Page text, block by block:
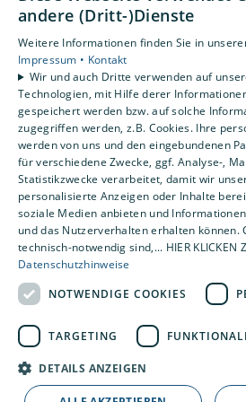
Datenschutzerklärung
Unsere Bereiche
Privatkunden
Gewerbekunden
Karriere
Unternehmen
Kontakt
andere (Dritt-)Dienste
Weitere Informationen finden Sie in
Impressum • Kontakt
Wir und auch Dritte verwenden auf
Technologien, mit Hilfe derer
gespeichert werden bzw. auf solche
zugegriffen werden, z.B. Cookies. Ihre
werden von uns und den eingebundenen
für verschiedene Zwecke, ggf. Analyse-,
Statistikzwecke verarbeitet, damit wir
personalisierte Anzeigen oder Inhalte
soziale Medien anbieten und
und das Nutzerverhalten erhalten können.
technisch-notwendig sind,... HIER KLICKEN
Datenschutzhinweise
NOTWENDIGE COOKIES
TARGETING
DETAILS ANZEIGEN